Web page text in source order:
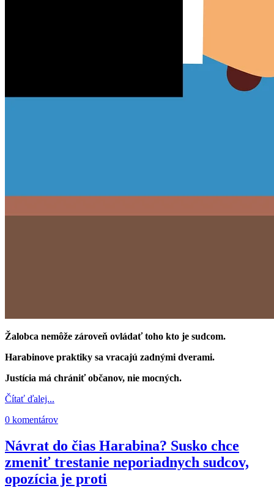
Žalobca nemôže zároveň ovládať toho kto je sudcom.
Harabinove praktiky sa vracajú zadnými dverami.
Justícia má chrániť občanov, nie mocných.
Čítať ďalej...
0 komentárov
Návrat do čias Harabina? Susko chce
zmeniť trestanie neporiadnych sudcov,
opozícia je proti